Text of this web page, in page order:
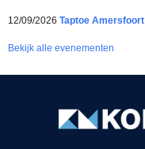
12/09/2026 Taptoe Amersfoort
Bekijk alle evenementen